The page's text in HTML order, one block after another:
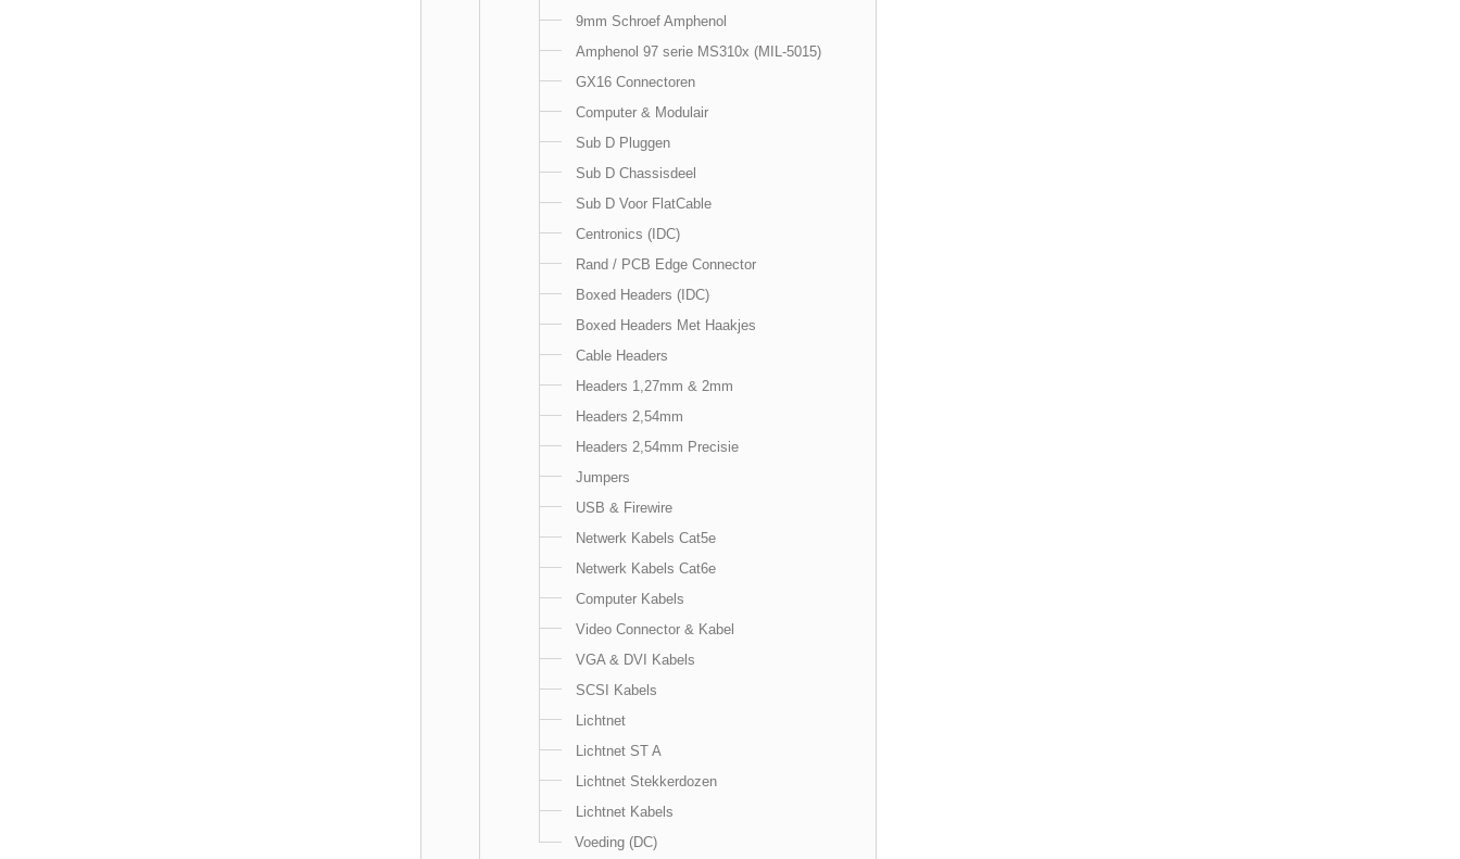
9mm Schroef Amphenol
Amphenol 97 serie MS310x (MIL-5015)
GX16 Connectoren
Computer & Modulair
Sub D Pluggen
Sub D Chassisdeel
Sub D Voor FlatCable
Centronics (IDC)
Rand / PCB Edge Connector
Boxed Headers (IDC)
Boxed Headers Met Haakjes
Cable Headers
Headers 1,27mm & 2mm
Headers 2,54mm
Headers 2,54mm Precisie
Jumpers
USB & Firewire
Netwerk Kabels Cat5e
Netwerk Kabels Cat6e
Computer Kabels
Video Connector & Kabel
VGA & DVI Kabels
SCSI Kabels
Lichtnet
Lichtnet ST A
Lichtnet Stekkerdozen
Lichtnet Kabels
Voeding (DC)